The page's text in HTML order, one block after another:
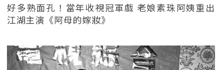
好多熟面孔！當年收視冠軍戲 老娘素珠阿姨重出
江湖主演《阿母的嫁妝》